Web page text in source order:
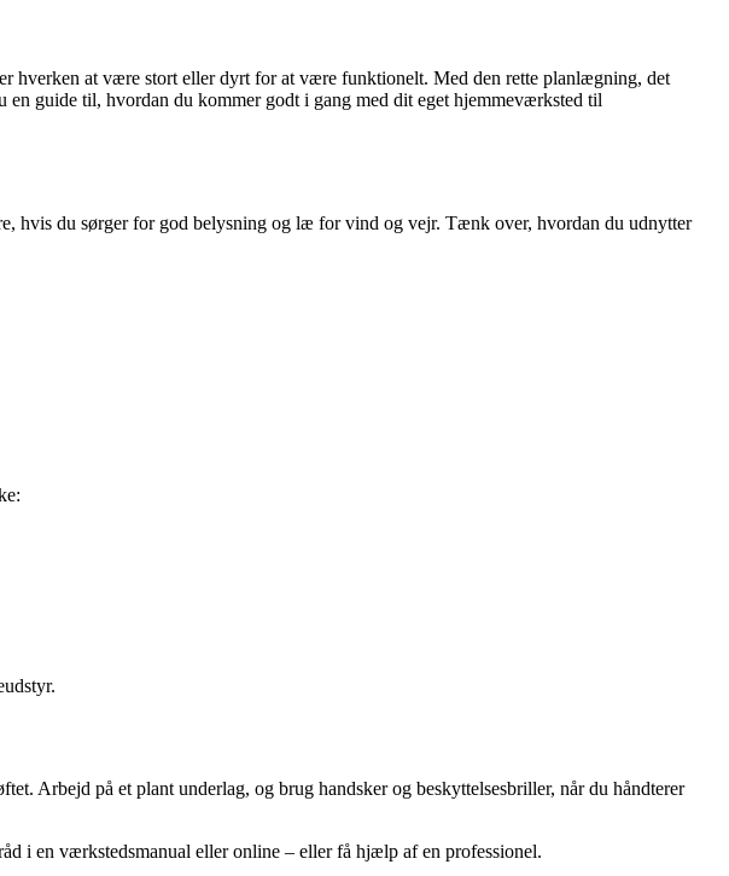
hverken at være stort eller dyrt for at være funktionelt. Med den rette planlægning, det
guide til, hvordan du kommer godt i gang med dit eget hjemmeværksted til
hvis du sørger for god belysning og læ for vind og vejr. Tænk over, hvordan du udnytter
Arbejd på et plant underlag, og brug handsker og beskyttelsesbriller, når du håndterer
i en værkstedsmanual eller online – eller få hjælp af en professionel.